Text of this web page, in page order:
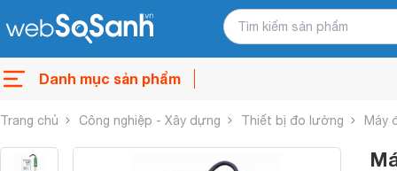
Danh mục sản phẩm
Trang chủ Công nghiệp - Xây dựng Thiết bị đo lường Máy